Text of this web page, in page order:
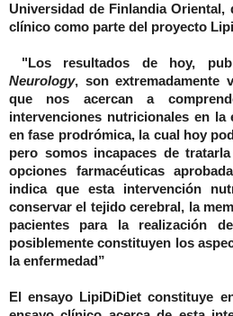
Universidad de Finlandia Oriental,
clínico como parte del proyecto
"Los resultados de hoy,
Neurology, son extremadamente
que nos acercan a
intervenciones nutricionales en la
en fase prodrómica, la cual hoy
pero somos incapaces de
opciones farmacéuticas
indica que esta intervención
conservar el tejido cerebral, la
pacientes para la realización
posiblemente constituyen los
la enfermedad”
El ensayo LipiDiDiet constituye